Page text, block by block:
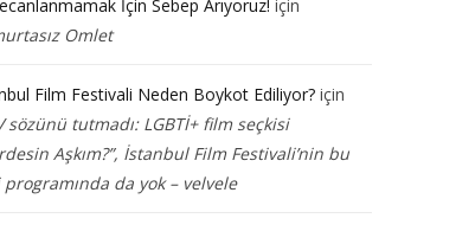
İçin Sebep Arıyoruz! için
Omlet
Film Festivali Neden Boykot Ediliyor? için
sözünü tutmadı: LGBTİ+ film seçkisi
Aşkım?”, İstanbul Film Festivali’nin bu
programında da yok – velvele